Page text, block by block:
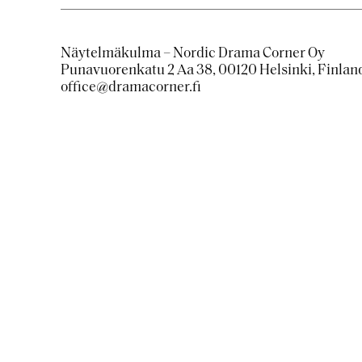
Näytelmäkulma – Nordic Drama Corner Oy
Punavuorenkatu 2 Aa 38, 00120 Helsinki,
office@dramacorner.fi